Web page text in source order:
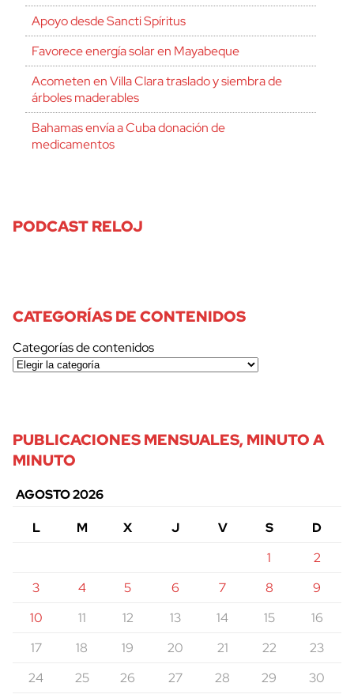
Apoyo desde Sancti Spíritus
Favorece energía solar en Mayabeque
Acometen en Villa Clara traslado y siembra de
árboles maderables
Bahamas envía a Cuba donación de
medicamentos
PODCAST RELOJ
CATEGORÍAS DE CONTENIDOS
Categorías de contenidos
PUBLICACIONES MENSUALES, MINUTO A
MINUTO
AGOSTO 2026
L
M X J V S
D
1
2
3
4 5 6 7 8
9
10
11 12 13 14 15
16
17
18 19 20 21 22
23
24
25 26 27 28 29 30